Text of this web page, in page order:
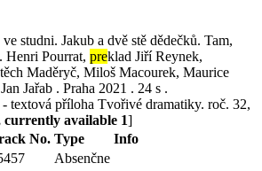
studni. Jakub a dvě stě dědečků. Tam,
Henri Pourrat, preklad Jiří Reynek,
Maděryč, Miloš Macourek, Maurice
Jařab . Praha 2021 . 24 s .
- textová příloha Tvořivé dramatiky. roč. 32,
currently available 1]
No. Type
Info
Absenčne